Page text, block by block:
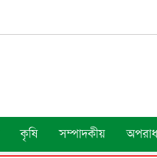
কৃষি সম্পাদকীয় অপরাধ